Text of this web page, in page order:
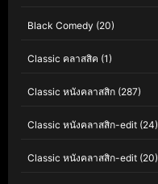
Black Comedy (20)
Classic คลาสสิค (1)
Classic หนังคลาสสิก (287)
Classic หนังคลาสสิก-edit (24)
Classic หนังคลาสสิก-edit (20)